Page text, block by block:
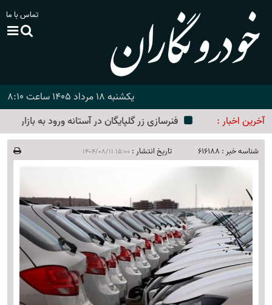
تماس با ما
یکشنبه 18 مرداد 1405 ساعت 8:10
آخرین اخبار :
فنرسازی زر گلپایگان در آستانه ورود به بازار سرمایه
شناسه خبر : 616188 تاریخ انتشار : 1404/08/11 15:00